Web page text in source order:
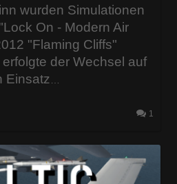
wurden Simulationen
On - Modern Air
"Flaming Cliffs"
der Wechsel auf
Einsatz
1